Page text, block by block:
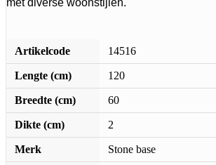
met diverse woonstijlen.
Artikelcode 14516
Lengte (cm) 120
Breedte (cm) 60
Dikte (cm) 2
Merk Stone base